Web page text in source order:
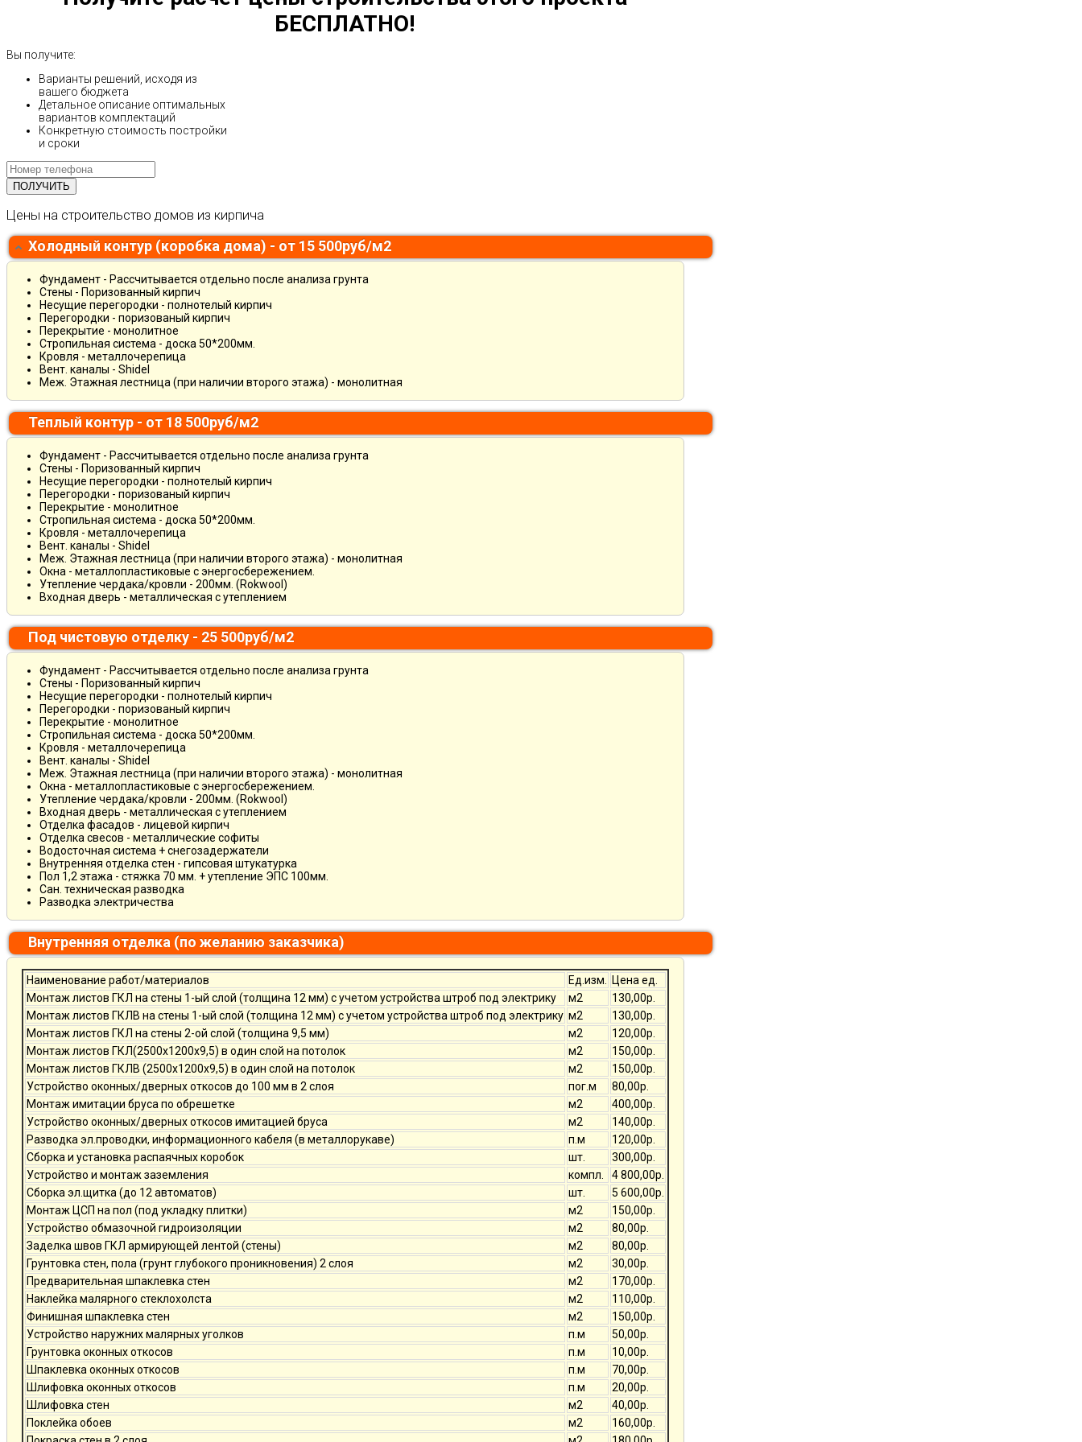
БЕСПЛАТНО!
Вы получите:
Варианты решений, исходя из
вашего бюджета
Детальное описание оптимальных
вариантов комплектаций
Конкретную стоимость постройки
и сроки
Цены на строительство домов из кирпича
Холодный контур (коробка дома) - от 15 500руб/м2
Фундамент - Рассчитывается отдельно после анализа грунта
Стены - Поризованный кирпич
Несущие перегородки - полнотелый кирпич
Перегородки - поризованый кирпич
Перекрытие - монолитное
Стропильная система - доска 50*200мм.
Кровля - металлочерепица
Вент. каналы - Shidel
Меж. Этажная лестница (при наличии второго этажа) - монолитная
Теплый контур - от 18 500руб/м2
Фундамент - Рассчитывается отдельно после анализа грунта
Стены - Поризованный кирпич
Несущие перегородки - полнотелый кирпич
Перегородки - поризованый кирпич
Перекрытие - монолитное
Стропильная система - доска 50*200мм.
Кровля - металлочерепица
Вент. каналы - Shidel
Меж. Этажная лестница (при наличии второго этажа) - монолитная
Окна - металлопластиковые с энергосбережением.
Утепление чердака/кровли - 200мм. (Rokwool)
Входная дверь - металлическая с утеплением
Под чистовую отделку - 25 500руб/м2
Фундамент - Рассчитывается отдельно после анализа грунта
Стены - Поризованный кирпич
Несущие перегородки - полнотелый кирпич
Перегородки - поризованый кирпич
Перекрытие - монолитное
Стропильная система - доска 50*200мм.
Кровля - металлочерепица
Вент. каналы - Shidel
Меж. Этажная лестница (при наличии второго этажа) - монолитная
Окна - металлопластиковые с энергосбережением.
Утепление чердака/кровли - 200мм. (Rokwool)
Входная дверь - металлическая с утеплением
Отделка фасадов - лицевой кирпич
Отделка свесов - металлические софиты
Водосточная система + снегозадержатели
Внутренняя отделка стен - гипсовая штукатурка
Пол 1,2 этажа - стяжка 70 мм. + утепление ЭПС 100мм.
Сан. техническая разводка
Разводка электричества
Внутренняя отделка (по желанию заказчика)
Наименование работ/материалов Ед.изм. Цена ед.
Монтаж листов ГКЛ на стены 1-ый слой (толщина 12 мм) с учетом устройства штроб под электрику
м2
130,00р.
Монтаж листов ГКЛВ на стены 1-ый слой (толщина 12 мм) с учетом устройства штроб под электрику м2
130,00р.
Монтаж листов ГКЛ на стены 2-ой слой (толщина 9,5 мм)
м2
120,00р.
Монтаж листов ГКЛ(2500х1200х9,5) в один слой на потолок
м2
150,00р.
Монтаж листов ГКЛВ (2500х1200х9,5) в один слой на потолок
м2
150,00р.
Устройство оконных/дверных откосов до 100 мм в 2 слоя
пог.м
80,00р.
Монтаж имитации бруса по обрешетке
м2
400,00р.
Устройство оконных/дверных откосов имитацией бруса
м2
140,00р.
Разводка эл.проводки, информационного кабеля (в металлорукаве)
п.м
120,00р.
Сборка и установка распаячных коробок
шт.
300,00р.
Устройство и монтаж заземления
компл.
4 800,00р.
Сборка эл.щитка (до 12 автоматов)
шт.
5 600,00р.
Монтаж ЦСП на пол (под укладку плитки)
м2
150,00р.
Устройство обмазочной гидроизоляции
м2
80,00р.
Заделка швов ГКЛ армирующей лентой (стены)
м2
80,00р.
Грунтовка стен, пола (грунт глубокого проникновения) 2 слоя
м2
30,00р.
Предварительная шпаклевка стен
м2
170,00р.
Наклейка малярного стеклохолста
м2
110,00р.
Финишная шпаклевка стен
м2
150,00р.
Устройство наружних малярных уголков
п.м
50,00р.
Грунтовка оконных откосов
п.м
10,00р.
Шпаклевка оконных откосов
п.м
70,00р.
Шлифовка оконных откосов
п.м
20,00р.
Шлифовка стен
м2
40,00р.
Поклейка обоев
м2
160,00р.